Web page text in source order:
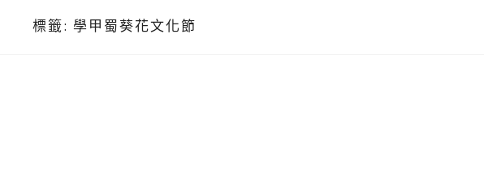
標籤: 學甲蜀葵花文化節